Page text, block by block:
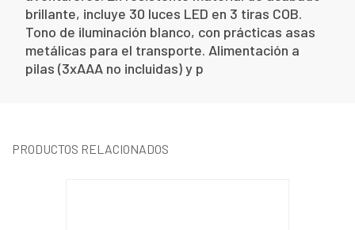
brillante, incluye 30 luces LED en 3 tiras COB.
Tono de iluminación blanco, con prácticas asas
metálicas para el transporte. Alimentación a
pilas (3xAAA no incluidas) y p
PRODUCTOS RELACIONADOS